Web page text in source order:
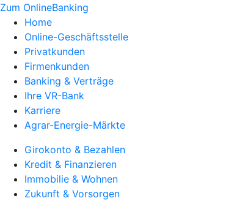
Zum OnlineBanking
Home
Online-Geschäftsstelle
Privatkunden
Firmenkunden
Banking & Verträge
Ihre VR-Bank
Karriere
Agrar-Energie-Märkte
Girokonto & Bezahlen
Kredit & Finanzieren
Immobilie & Wohnen
Zukunft & Vorsorgen